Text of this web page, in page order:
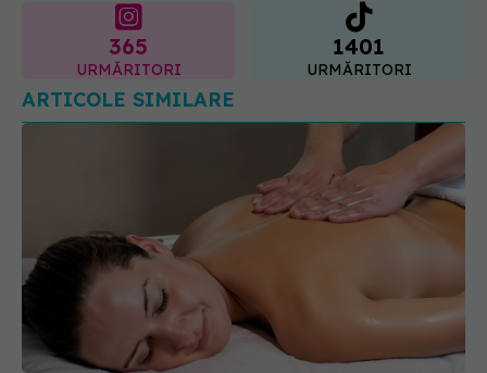
365
URMĂRITORI
1401
URMĂRITORI
ARTICOLE SIMILARE